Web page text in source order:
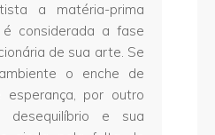
a matéria-prima
considerada a fase
de sua arte. Se
o enche de
esperança, por outro
desequilíbrio e sua